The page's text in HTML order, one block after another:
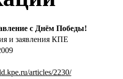
с Днём Победы!
и заявления КПЕ
articles/2230/